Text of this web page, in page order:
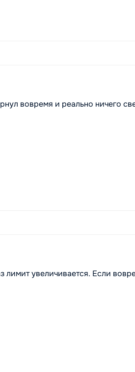
вовремя и реально ничего
увеличивается. Если